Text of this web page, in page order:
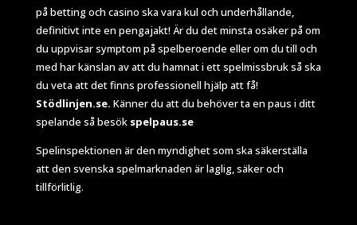
på betting och casino ska vara kul och underhållande,
definitivt inte en pengajakt! Är du det minsta osäker på om
du uppvisar symptom på spelberoende eller om du till och
med har känslan av att du hamnat i ett spelmissbruk så ska
du veta att det finns professionell hjälp att få!
Stödlinjen.se. Känner du att du behöver ta en paus i ditt
spelande så besök spelpaus.se
Spelinspektionen är den myndighet som ska säkerställa
att den svenska spelmarknaden är laglig, säker och
tillförlitlig.